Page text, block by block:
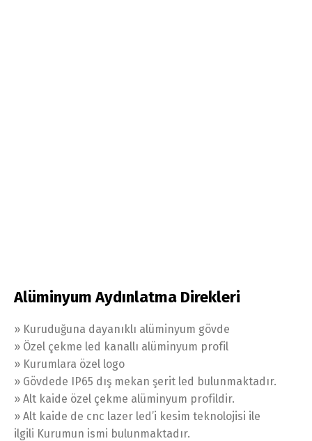
Alüminyum Aydınlatma Direkleri
» Kuruduğuna dayanıklı alüminyum gövde
» Özel çekme led kanallı alüminyum profil
» Kurumlara özel logo
» Gövdede IP65 dış mekan şerit led bulunmaktadır.
» Alt kaide özel çekme alüminyum profildir.
» Alt kaide de cnc lazer led’i kesim teknolojisi ile
ilgili Kurumun ismi bulunmaktadır.